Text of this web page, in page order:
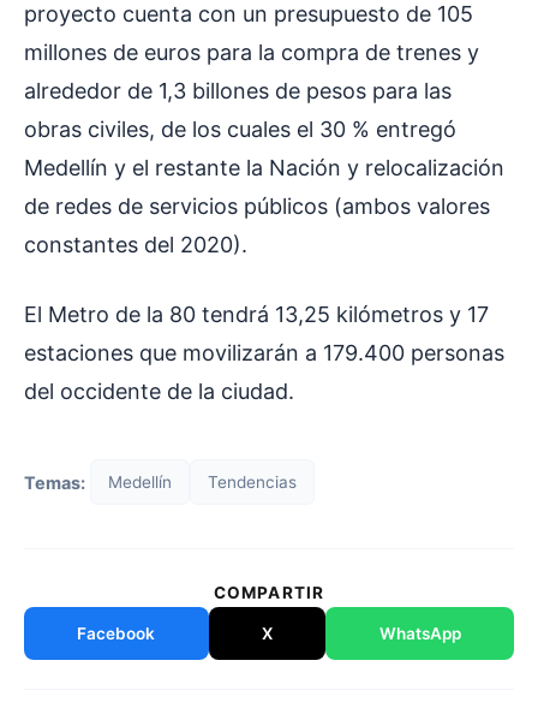
proyecto cuenta con un presupuesto de 105
millones de euros para la compra de trenes y
alrededor de 1,3 billones de pesos para las
obras civiles, de los cuales el 30 % entregó
Medellín y el restante la Nación y relocalización
de redes de servicios públicos (ambos valores
constantes del 2020).
El Metro de la 80 tendrá 13,25 kilómetros y 17
estaciones que movilizarán a 179.400 personas
del occidente de la ciudad.
Temas: Medellín Tendencias
COMPARTIR
Facebook X WhatsApp